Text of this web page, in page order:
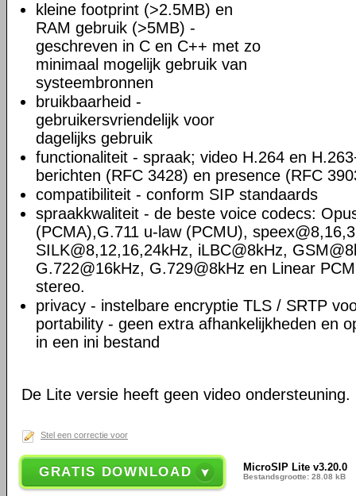
kleine footprint (>2.5MB) en
RAM gebruik (>5MB) -
geschreven in C en C++ met zo
minimaal mogelijk gebruik van
systeembronnen
bruikbaarheid -
gebruikersvriendelijk voor
dagelijks gebruik
functionaliteit - spraak; video H.264 en
berichten (RFC 3428) en presence (RFC
compatibiliteit - conform SIP standaards
spraakkwaliteit - de beste voice codecs:
(PCMA),G.711 u-law (PCMU),
SILK@8,12,16,24kHz, iLBC@8kHz,
G.722@16kHz, G.729@8kHz en Linear
stereo.
privacy - instelbare encryptie TLS / SRTP
portability - geen extra afhankelijkheden en
in een ini bestand
De Lite versie heeft geen video ondersteuning.
Stel een correctie voor
GRATIS DOWNLOAD MicroSIP Lite v3.20.0
Bestandsgrootte: 28.08 kB